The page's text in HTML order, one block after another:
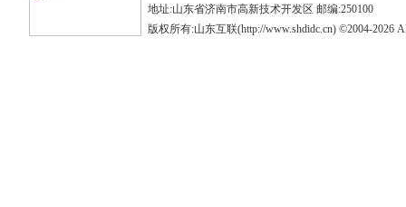
地址:山东省济南市高新技术开发区 邮编:250100
版权所有:山东互联(http://www.shdidc.cn) ©2004-2026